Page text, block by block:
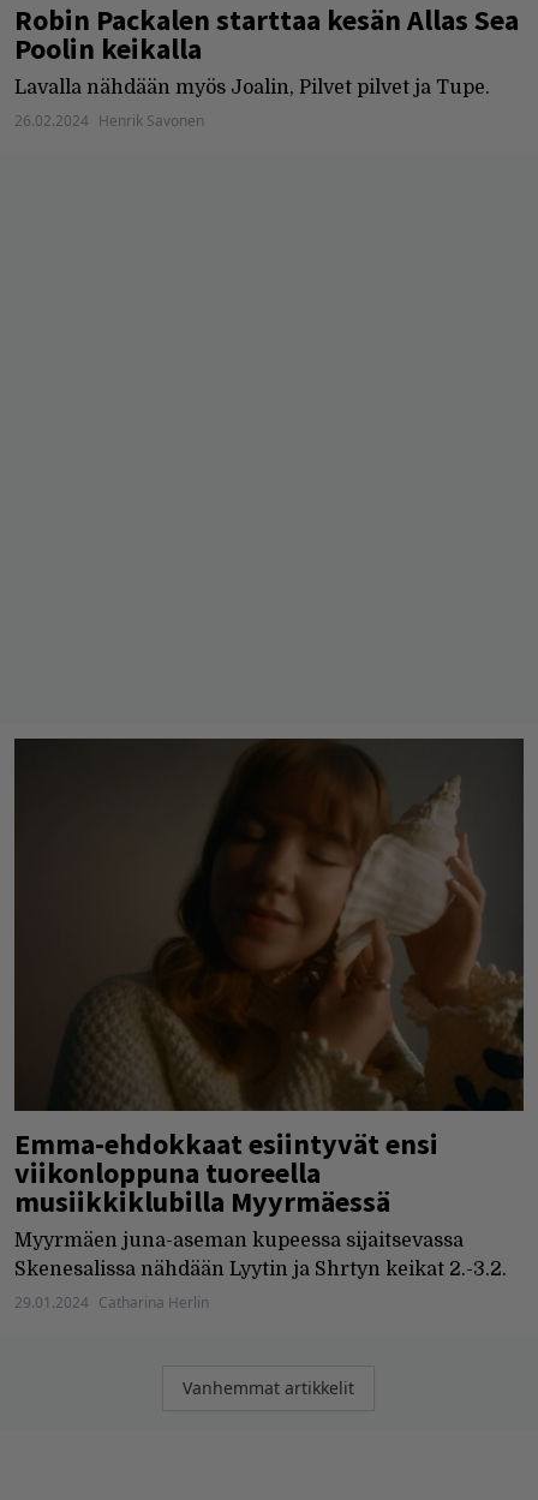
Robin Packalen starttaa kesän Allas Sea
Poolin keikalla
Lavalla nähdään myös Joalin, Pilvet pilvet ja Tupe.
26.02.2024 Henrik Savonen
Emma-ehdokkaat esiintyvät ensi
viikonloppuna tuoreella
musiikkiklubilla Myyrmäessä
Myyrmäen juna-aseman kupeessa sijaitsevassa
Skenesalissa nähdään Lyytin ja Shrtyn keikat 2.-3.2.
29.01.2024 Catharina Herlin
Artikkelien
Vanhemmat artikkelit